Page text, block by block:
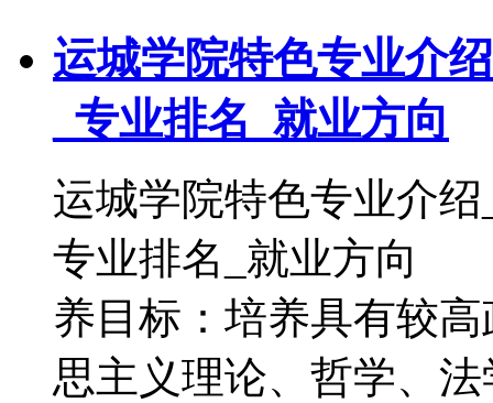
运城学院特色专业介
_专业排名_就业方向
运城学院特色专业介
专业排名_就业方
养目标：培养具有较
思主义理论、哲学、